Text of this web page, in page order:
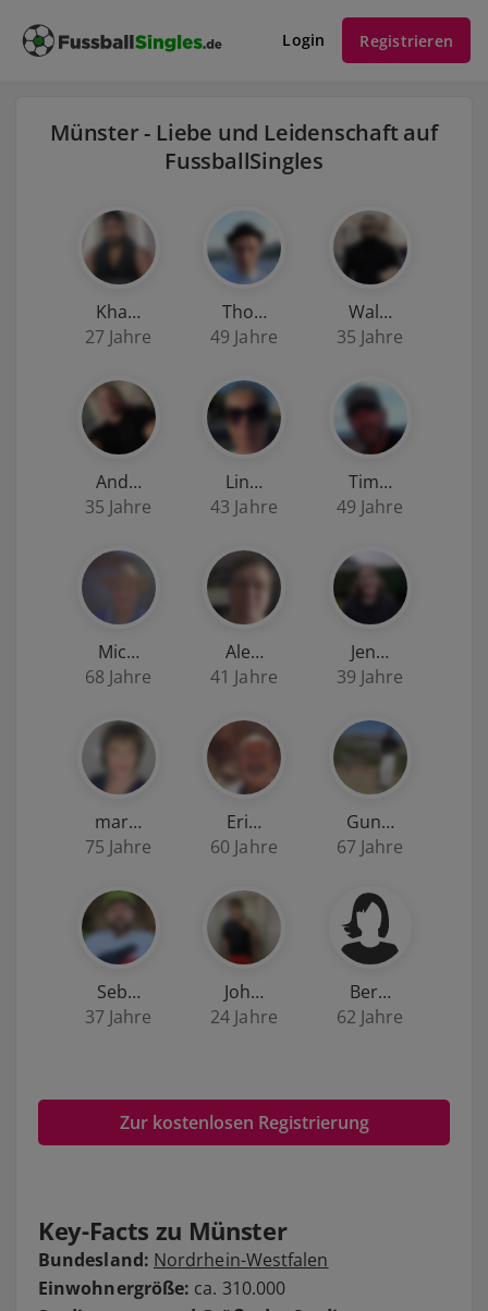
Login Registrieren
Münster - Liebe und Leidenschaft auf
FussballSingles
Kha…
27 Jahre
Tho…
49 Jahre
Wal…
35 Jahre
And…
35 Jahre
Lin…
43 Jahre
Tim…
49 Jahre
Mic…
68 Jahre
Ale…
41 Jahre
Jen…
39 Jahre
mar…
75 Jahre
Eri…
60 Jahre
Gun…
67 Jahre
Seb…
37 Jahre
Joh…
24 Jahre
Ber…
62 Jahre
Zur kostenlosen Registrierung
Key-Facts zu Münster
Bundesland: Nordrhein-Westfalen
Einwohnergröße: ca. 310.000